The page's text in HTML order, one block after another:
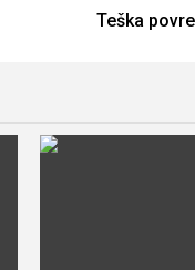
Teška